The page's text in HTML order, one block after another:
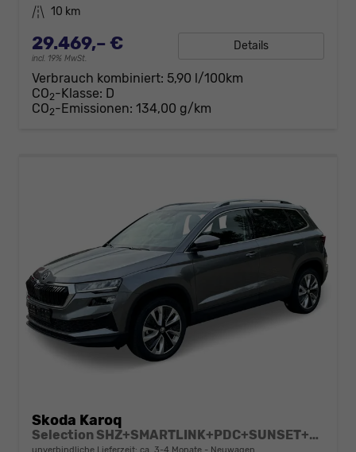
Kilometerstand 10 km
29.469,– €
incl. 19% MwSt.
Details
Verbrauch kombiniert: 5,90 l/100km
CO2-Klasse: D
CO2-Emissionen: 134,00 g/km
Skoda Karoq
Selection SHZ+SMARTLINK+PDC+SUNSET+LED
unverbindliche Lieferzeit: ca. 3-4 Monate Neuwagen